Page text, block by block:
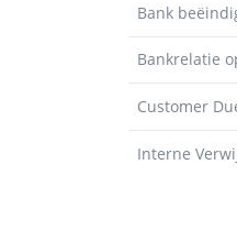
Bank
Bankrelatie
Customer
Interne